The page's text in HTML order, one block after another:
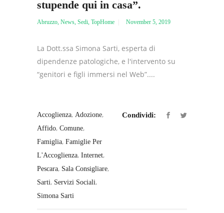
stupende qui in casa”.
Abruzzo News Sedi TopHome November 5, 2019
La Dott.ssa Simona Sarti, esperta di
dipendenze patologiche, e l'intervento su
“genitori e figli immersi nel Web”....
Accoglienza, Adozione,
Affido, Comune,
Famiglia, Famiglie Per
L'Accoglienza, Internet,
Pescara, Sala Consigliare,
Sarti, Servizi Sociali,
Simona Sarti
Condividi: